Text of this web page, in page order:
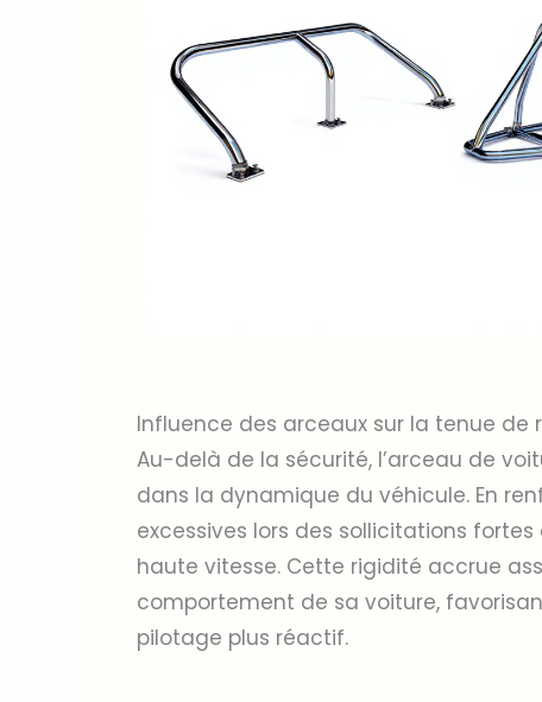
Influence des arceaux sur la tenue
Au-delà de la sécurité, l’arceau de
dans la dynamique du véhicule. En
excessives lors des sollicitations
haute vitesse. Cette rigidité accrue
comportement de sa voiture,
pilotage plus réactif.